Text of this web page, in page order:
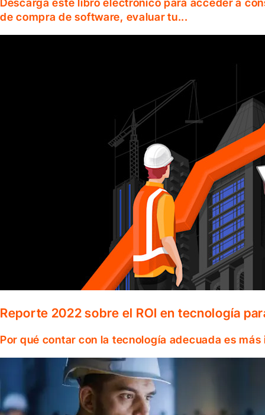
Descarga este libro electrónico para acceder a
de compra de software, evaluar tu...
Reporte 2022 sobre el ROI en tecnología
Por qué contar con la tecnología adecuada es